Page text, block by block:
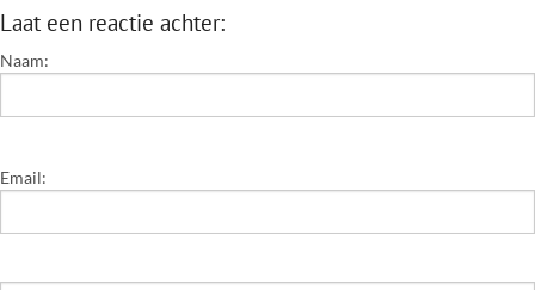
Laat een reactie achter:
Naam:
Email: